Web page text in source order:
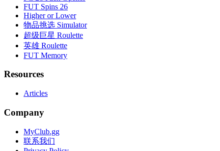
FUT Spins 26
Higher or Lower
物品挑选 Simulator
超级巨星 Roulette
英雄 Roulette
FUT Memory
Resources
Articles
Company
MyClub.gg
联系我们